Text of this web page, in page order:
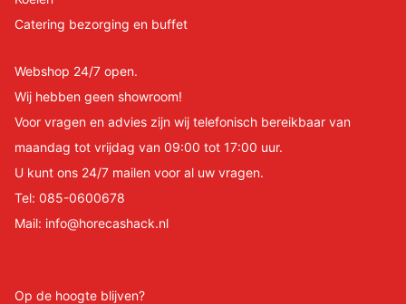
Catering bezorging en buffet
Webshop 24/7 open.
Wij hebben geen showroom!
Voor vragen en advies zijn wij telefonisch bereikbaar van
maandag tot vrijdag van 09:00 tot 17:00 uur.
U kunt ons 24/7 mailen voor al uw vragen.
Tel: 085-0600678
Mail: info@horecashack.nl
Op de hoogte blijven?